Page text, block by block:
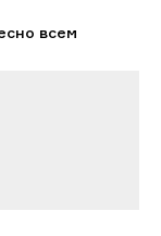
всем